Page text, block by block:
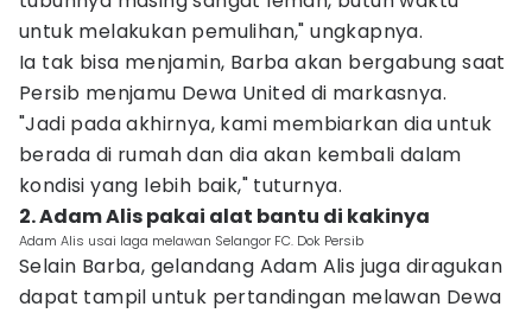
untuk melakukan pemulihan," ungkapnya.
Ia tak bisa menjamin, Barba akan bergabung saat
Persib menjamu Dewa United di markasnya.
"Jadi pada akhirnya, kami membiarkan dia untuk
berada di rumah dan dia akan kembali dalam
kondisi yang lebih baik," tuturnya.
2. Adam Alis pakai alat bantu di kakinya
Adam Alis usai laga melawan Selangor FC. Dok Persib
Selain Barba, gelandang Adam Alis juga diragukan
dapat tampil untuk pertandingan melawan Dewa